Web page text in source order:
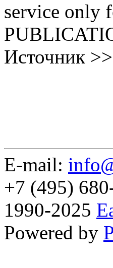
service only
Источник
E-mail:
+7 (495)
1990-2025
Powered by